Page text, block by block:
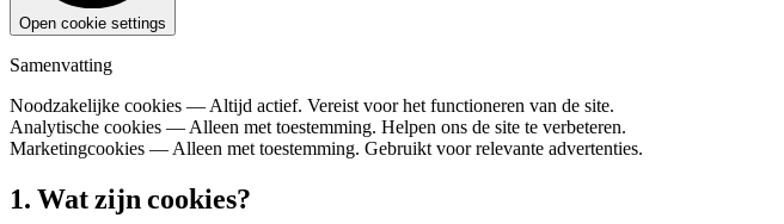
Open cookie settings
Samenvatting
Noodzakelijke cookies — Altijd actief. Vereist voor het functioneren van de site.
Analytische cookies — Alleen met toestemming. Helpen ons de site te verbeteren.
Marketingcookies — Alleen met toestemming. Gebruikt voor relevante advertenties.
1. Wat zijn cookies?